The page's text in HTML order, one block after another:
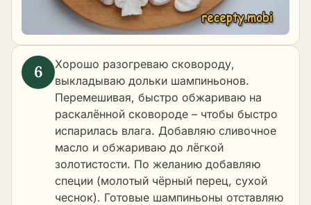
Хорошо разогреваю сковороду,
выкладываю дольки шампиньонов.
Перемешивая, быстро обжариваю на
раскалённой сковороде – чтобы быстро
испарилась влага. Добавляю сливочное
масло и обжариваю до лёгкой
золотистости. По желанию добавляю
специи (молотый чёрный перец, сухой
чеснок). Готовые шампиньоны отставляю